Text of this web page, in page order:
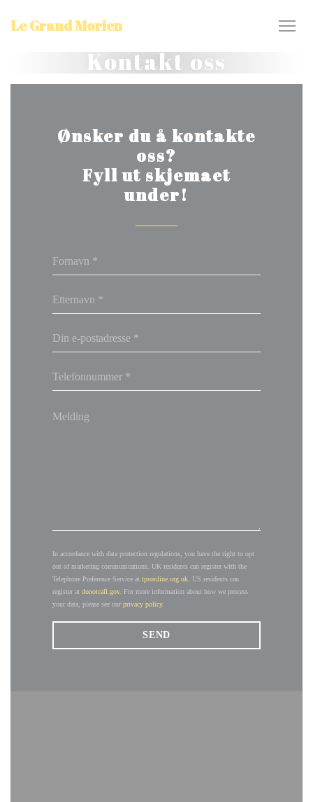
Le Grand Morien
Kontakt oss
Ønsker du å kontakte
oss?
Fyll ut skjemaet
under!
In accordance with data protection regulations, you have the right to opt
out of marketing communications. UK residents can register with the
Telephone Preference Service at tpsonline.org.uk . US residents can
register at donotcall.gov. For more information about how we process
your data, please see our privacy policy.